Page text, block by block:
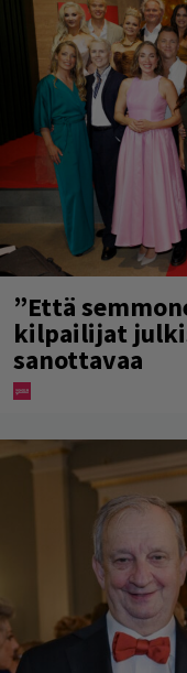
”Että
kilpailijat
sanottavaa